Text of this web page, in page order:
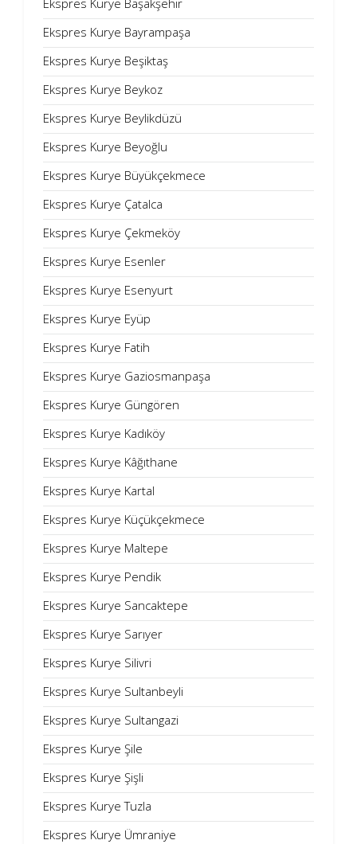
Ekspres Kurye Başakşehir
Ekspres Kurye Bayrampaşa
Ekspres Kurye Beşiktaş
Ekspres Kurye Beykoz
Ekspres Kurye Beylikdüzü
Ekspres Kurye Beyoğlu
Ekspres Kurye Büyükçekmece
Ekspres Kurye Çatalca
Ekspres Kurye Çekmeköy
Ekspres Kurye Esenler
Ekspres Kurye Esenyurt
Ekspres Kurye Eyüp
Ekspres Kurye Fatih
Ekspres Kurye Gaziosmanpaşa
Ekspres Kurye Güngören
Ekspres Kurye Kadıköy
Ekspres Kurye Kâğıthane
Ekspres Kurye Kartal
Ekspres Kurye Küçükçekmece
Ekspres Kurye Maltepe
Ekspres Kurye Pendik
Ekspres Kurye Sancaktepe
Ekspres Kurye Sarıyer
Ekspres Kurye Silivri
Ekspres Kurye Sultanbeyli
Ekspres Kurye Sultangazi
Ekspres Kurye Şile
Ekspres Kurye Şişli
Ekspres Kurye Tuzla
Ekspres Kurye Ümraniye